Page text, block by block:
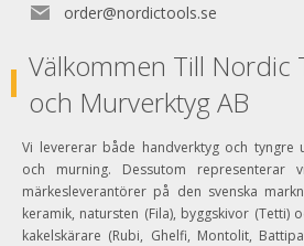
order@nordictools.se
Välkommen Till Nordic
och Murverktyg AB
Vi levererar både handverktyg och tyngre
och murning. Dessutom representerar
märkesleverantörer på den svenska
keramik, natursten (Fila), byggskivor (Tetti)
kakelskärare (Rubi, Ghelfi, Montolit,